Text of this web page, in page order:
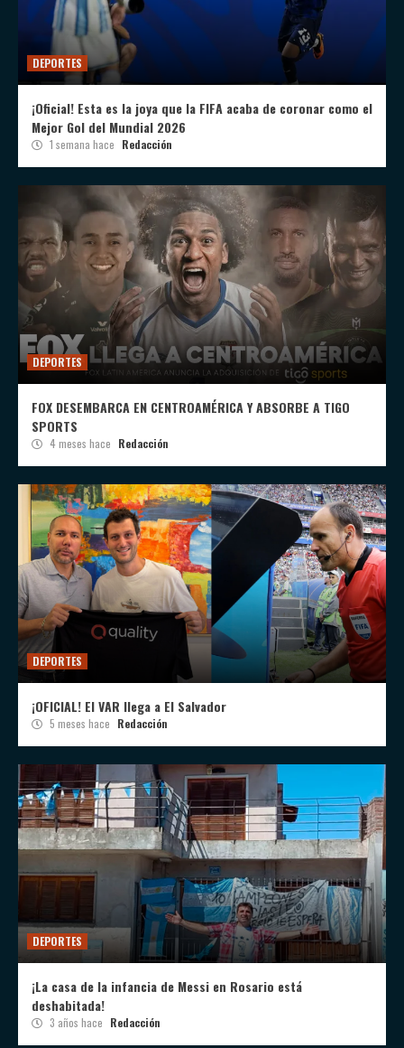
DEPORTES
¡Oficial! Esta es la joya que la FIFA acaba de coronar como el
Mejor Gol del Mundial 2026
1 semana hace Redacción
DEPORTES
FOX DESEMBARCA EN CENTROAMÉRICA Y ABSORBE A TIGO
SPORTS
4 meses hace Redacción
DEPORTES
¡OFICIAL! El VAR llega a El Salvador
5 meses hace Redacción
DEPORTES
¡La casa de la infancia de Messi en Rosario está
deshabitada!
3 años hace Redacción